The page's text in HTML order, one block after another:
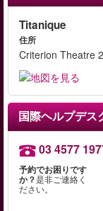
Titanique
住所
Criterion Theatre
国際ヘルプデス
03 4577
予約でお困りです
か？是非ご連絡く
ださい。